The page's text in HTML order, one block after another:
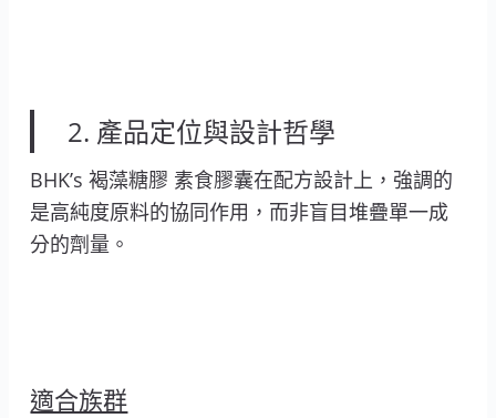
2. 產品定位與設計哲學
BHK’s 褐藻糖膠 素食膠囊在配方設計上，強調的
是高純度原料的協同作用，而非盲目堆疊單一成
分的劑量。
適合族群